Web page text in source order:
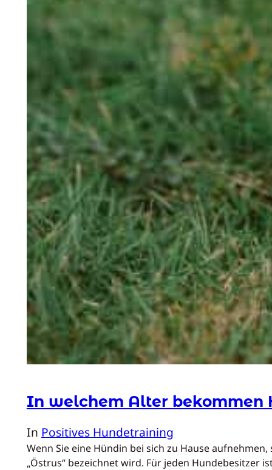
In welchem Alter bekommen
In Positives Hundetraining
Wenn Sie eine Hündin bei sich zu Hause
„Östrus“ bezeichnet wird. Für jeden Hundebesitzer